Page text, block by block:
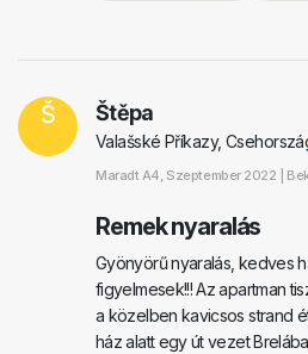
Š Štěpa
Valašské Příkazy,
Maradt A4, Szeptember 2022 |
Remek nyaralás
Gyönyörű nyaralás, kedves
figyelmesek!!! Az apartman
a közelben kavicsos strand
ház alatt egy út vezet